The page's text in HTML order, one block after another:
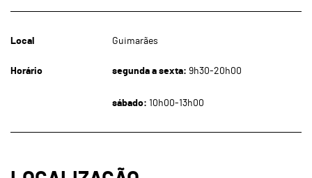
Local Guimarães
Horário segunda a sexta: 9h30-20h00
sábado: 10h00-13h00